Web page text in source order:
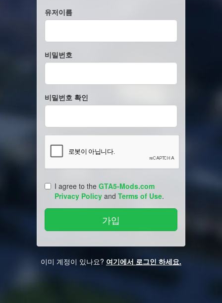
유저이름
비밀번호
비밀번호 확인
I agree to the GTA5-Mods.com
Privacy Policy and Terms of Use.
이미 계정이 있나요? 여기에서 로그인 하세요.